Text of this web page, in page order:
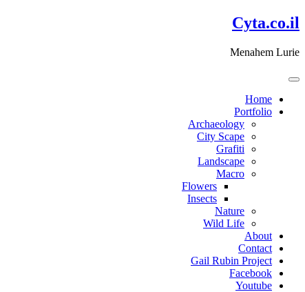
דלג
לתוכן
Cyta.co.il
Menahem Lurie
Home
Portfolio
Archaeology
City Scape
Grafiti
Landscape
Macro
Flowers
Insects
Nature
Wild Life
About
Contact
Gail Rubin Project
Facebook
Youtube